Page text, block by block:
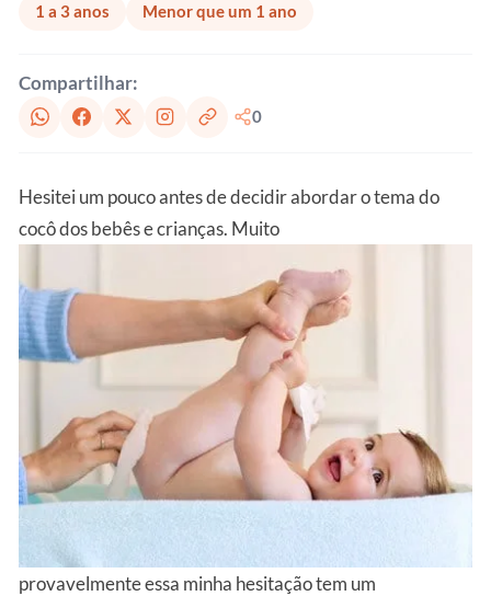
1 a 3 anos Menor que um 1 ano
Compartilhar:
0
Hesitei um pouco antes de decidir abordar o tema do
cocô dos bebês e crianças. Muito
provavelmente essa minha hesitação tem um